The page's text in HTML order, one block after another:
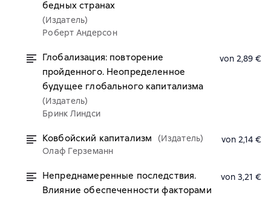
бедных странах
(Издатель)
Роберт Андерсон
Глобализация: повторение
пройденного. Неопределенное
будущее глобального капитализма
(Издатель)
Бринк Линдси
von 2,89 €
Ковбойский капитализм
(Издатель)
Олаф Герземанн
von 2,14 €
Непреднамеренные последствия.
Влияние обеспеченности факторами
von 3,21 €